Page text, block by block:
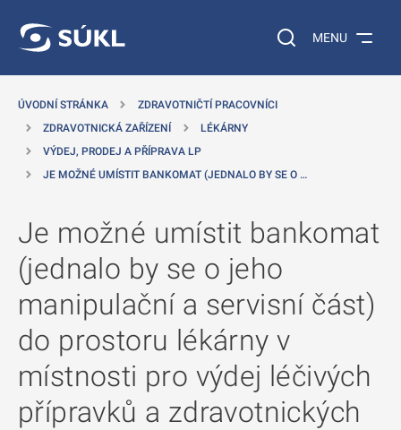
Vyhledávání na
MENU
ÚVODNÍ STRÁNKA
ZDRAVOTNIČTÍ PRACOVNÍCI
ZDRAVOTNICKÁ ZAŘÍZENÍ
LÉKÁRNY
VÝDEJ, PRODEJ A PŘÍPRAVA LP
JE MOŽNÉ UMÍSTIT BANKOMAT (JEDNALO BY SE O …
Je možné umístit bankomat
(jednalo by se o jeho
manipulační a servisní část)
do prostoru lékárny v
místnosti pro výdej léčivých
přípravků a zdravotnických